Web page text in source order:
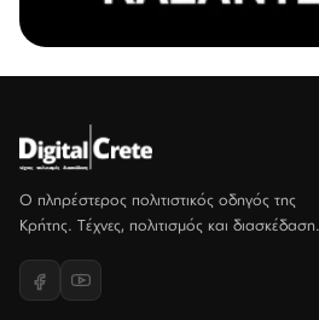
Ο πληρέστερος πολιτιστικός οδηγός της
Κρήτης. Τέχνες, πολιτισμός και διασκέδαση.